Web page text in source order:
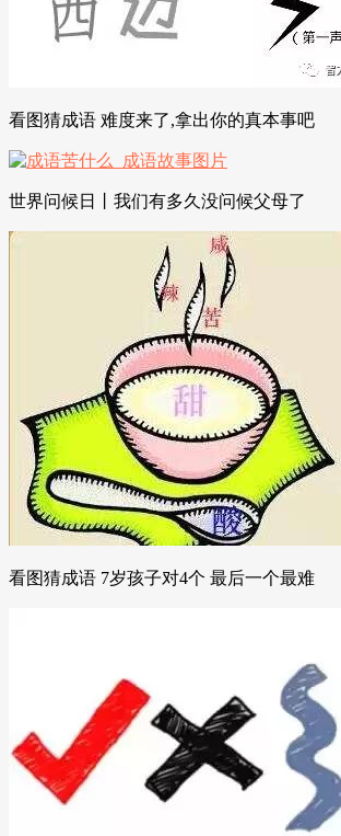
看图猜成语 难度来了,拿出你的真本事吧
世界问候日丨我们有多久没问候父母了
看图猜成语 7岁孩子对4个 最后一个最难